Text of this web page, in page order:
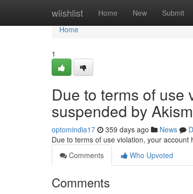
wiishlist Home New Submit
Home
Home
1
Due to terms of use
suspended by
optomindia17 359 days ago News
Due to terms of use violation, your
Comments
Who Upvoted
Comments